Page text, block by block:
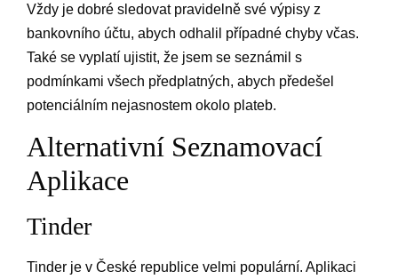
Vždy je dobré sledovat pravidelně své výpisy z
bankovního účtu, abych odhalil případné chyby včas.
Také se vyplatí ujistit, že jsem se seznámil s
podmínkami všech předplatných, abych předešel
potenciálním nejasnostem okolo plateb.
Alternativní Seznamovací
Aplikace
Tinder
Tinder je v České republice velmi populární. Aplikaci